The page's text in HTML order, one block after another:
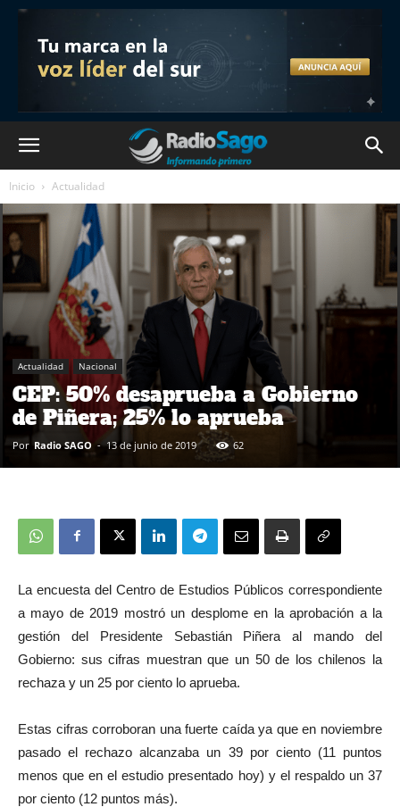
Inicio Actualidad
Actualidad Nacional
CEP: 50% desaprueba a Gobierno
de Piñera; 25% lo aprueba
Por Radio SAGO - 13 de junio de 2019 62
La encuesta del Centro de Estudios Públicos correspondiente
a mayo de 2019 mostró un desplome en la aprobación a la
gestión del Presidente Sebastián Piñera al mando del
Gobierno: sus cifras muestran que un 50 de los chilenos la
rechaza y un 25 por ciento lo aprueba.
Estas cifras corroboran una fuerte caída ya que en noviembre
pasado el rechazo alcanzaba un 39 por ciento (11 puntos
menos que en el estudio presentado hoy) y el respaldo un 37
por ciento (12 puntos más).